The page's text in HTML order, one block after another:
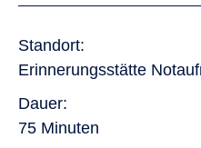
Standort
Erinnerungsstätte
Dauer
75 Minuten